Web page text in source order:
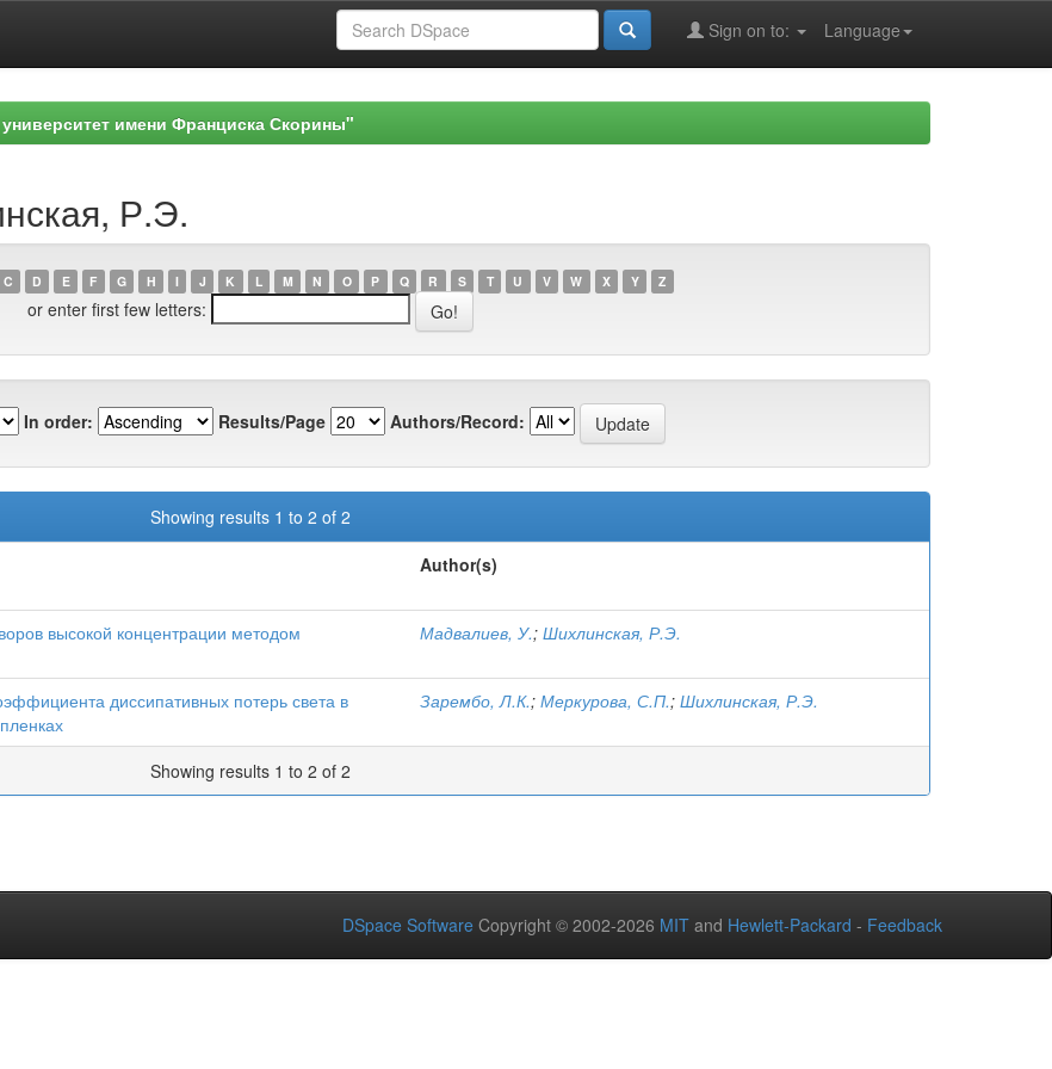
Language
Sign on to:
имени Франциска Скорины"
Р.Э.
C D E F G H I J K L M N O P Q R S T U V W X Y Z
or enter first few letters:
In order: Results/Page Authors/Record:
Showing results 1 to 2 of 2
Author(s)
высокой концентрации методом
Мадвалиев, У.; Шихлинская, Р.Э.
диссипативных потерь света в
Зарембо, Л.К.; Меркурова, С.П.; Шихлинская, Р.Э.
Showing results 1 to 2 of 2
DSpace Software Copyright © 2002-2026 MIT and Hewlett-Packard - Feedback